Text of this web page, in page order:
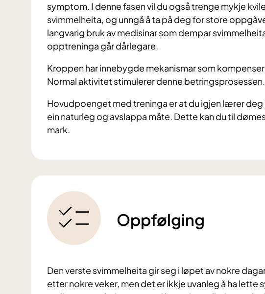
symptom. I denne fasen vil du også trenge mykje
svimmelheita, og unngå å ta på deg for store
langvarig bruk av medisinar som dempar
opptreninga går dårlegare.
Kroppen har innebygde mekanismar som
Normal aktivitet stimulerer denne betringsprosessen.
Hovudpoenget med treninga er at du igjen lærer
ein naturleg og avslappa måte. Dette kan du til
mark.
Oppfølging
Den verste svimmelheita gir seg i løpet av nokre
etter nokre veker, men det er ikkje uvanleg å ha